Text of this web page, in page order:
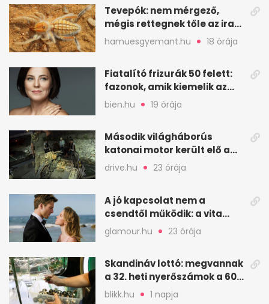
Tevepók: nem mérgező,
mégis rettegnek tőle az iraki
sivatagban
hamuesgyemant.hu 18 órája
Fiatalító frizurák 50 felett:
fazonok, amik kiemelik az
arcodat
bien.hu 19 órája
Második világháborús
katonai motor került elő a
Dunából a Batthyány térnél
drive.hu 23 órája
A jó kapcsolat nem a
csendtől működik: a vita
néha egészséges jel
glamour.hu 23 órája
Skandináv lottó: megvannak
a 32. heti nyerőszámok a 600
milliós játékhoz
blikk.hu 1 napja